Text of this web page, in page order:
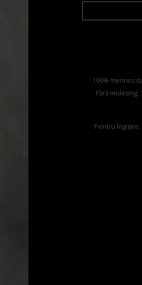
100% merinos
Fără mulesing,
Pentru